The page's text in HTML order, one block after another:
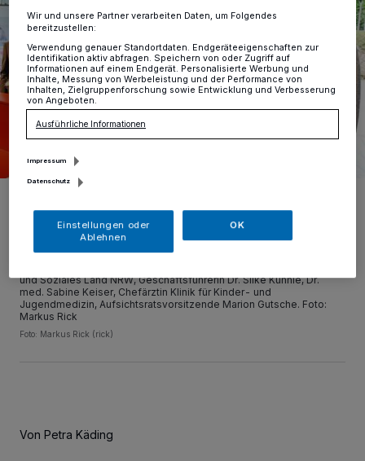
Yüksel, Geschäftsführer Thorsten Celary, Dr. med. Anja Jaeger,
Leitung Zentralmilchbank, Dr. med. Ariane Sporkmann, Oberärztin
Klinik für Gynäkologie und Geburtshilfe, Juliane Walz, Leiterin
Projektgruppe „Strukturelle Weiterentwicklung Geburtshilfe,
und Soziales Land NRW, Geschäftsführerin Dr. Silke Kühnle, Dr.
med. Sabine Keiser, Chefärztin Klinik für Kinder- und
Jugendmedizin, Aufsichtsratsvorsitzende Marion Gutsche. Foto:
Markus Rick
Foto: Markus Rick (rick)
Von Petra Käding
Wir und unsere Partner verarbeiten Daten, um Folgendes
bereitzustellen:
Verwendung genauer Standortdaten. Endgeräteeigenschaften zur
Identifikation aktiv abfragen. Speichern von oder Zugriff auf
Informationen auf einem Endgerät. Personalisierte Werbung und
Inhalte, Messung von Werbeleistung und der Performance von
Inhalten, Zielgruppenforschung sowie Entwicklung und Verbesserung
von Angeboten.
Ausführliche Informationen
Impressum
Datenschutz
Einstellungen oder
Ablehnen
OK